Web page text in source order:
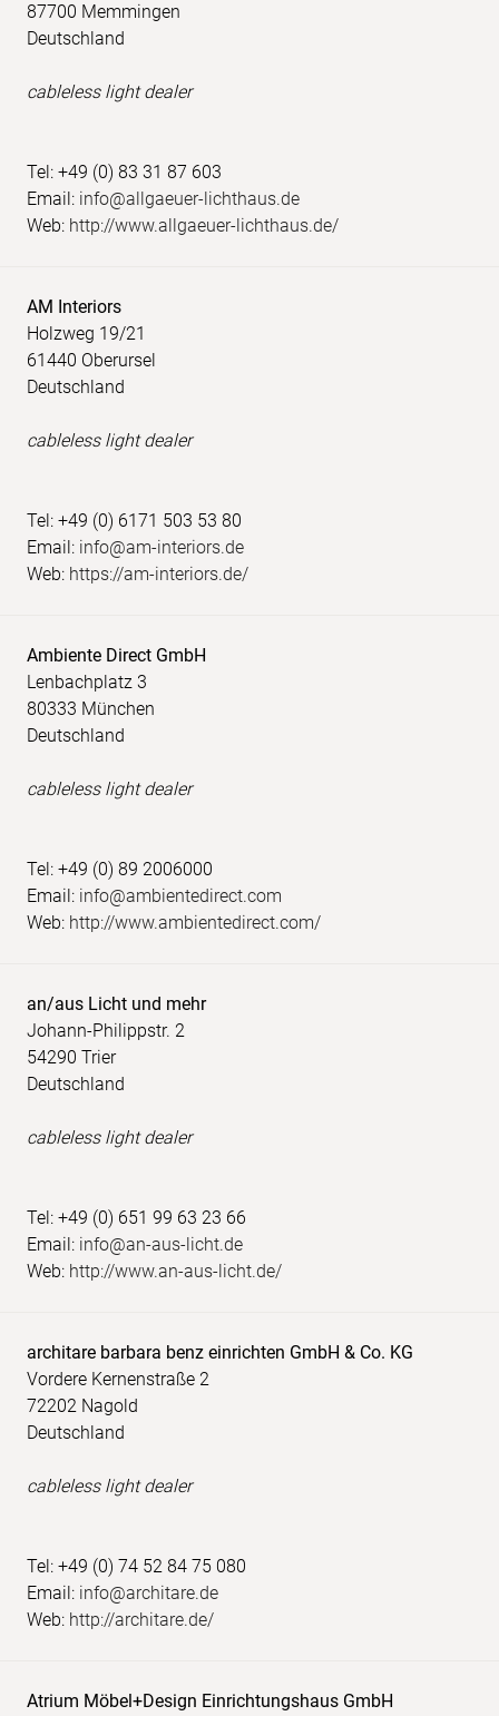
87700 Memmingen
Deutschland
cableless light dealer
Tel: +49 (0) 83 31 87 603
Email: info@allgaeuer-lichthaus.de
Web: http://www.allgaeuer-lichthaus.de/
AM Interiors
Holzweg 19/21
61440 Oberursel
Deutschland
cableless light dealer
Tel: +49 (0) 6171 503 53 80
Email: info@am-interiors.de
Web: https://am-interiors.de/
Ambiente Direct GmbH
Lenbachplatz 3
80333 München
Deutschland
cableless light dealer
Tel: +49 (0) 89 2006000
Email: info@ambientedirect.com
Web: http://www.ambientedirect.com/
an/aus Licht und mehr
Johann-Philippstr. 2
54290 Trier
Deutschland
cableless light dealer
Tel: +49 (0) 651 99 63 23 66
Email: info@an-aus-licht.de
Web: http://www.an-aus-licht.de/
architare barbara benz einrichten GmbH & Co. KG
Vordere Kernenstraße 2
72202 Nagold
Deutschland
cableless light dealer
Tel: +49 (0) 74 52 84 75 080
Email: info@architare.de
Web: http://architare.de/
Atrium Möbel+Design Einrichtungshaus GmbH